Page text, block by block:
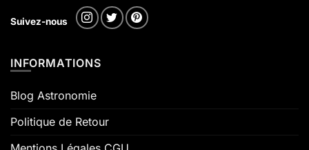
Suivez-nous
INFORMATIONS
Blog Astronomie
Politique de Retour